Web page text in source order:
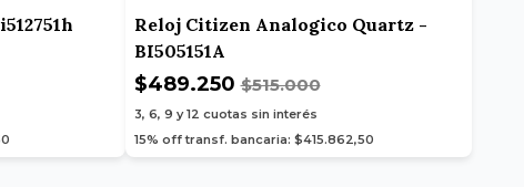
Reloj Citizen Analogico Quartz -
BI505151A
$489.250$515.000
3, 6, 9 y 12 cuotas sin interés
15% off transf. bancaria: $415.862,50